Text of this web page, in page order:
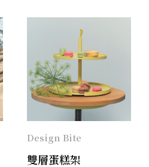
Design Bite
雙層蛋糕架